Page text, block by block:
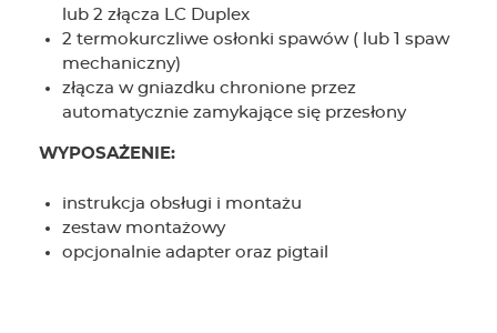
lub 2 złącza LC Duplex
2 termokurczliwe osłonki spawów ( lub 1 spaw
mechaniczny)
złącza w gniazdku chronione przez
automatycznie zamykające się przesłony
WYPOSAŻENIE:
instrukcja obsługi i montażu
zestaw montażowy
opcjonalnie adapter oraz pigtail